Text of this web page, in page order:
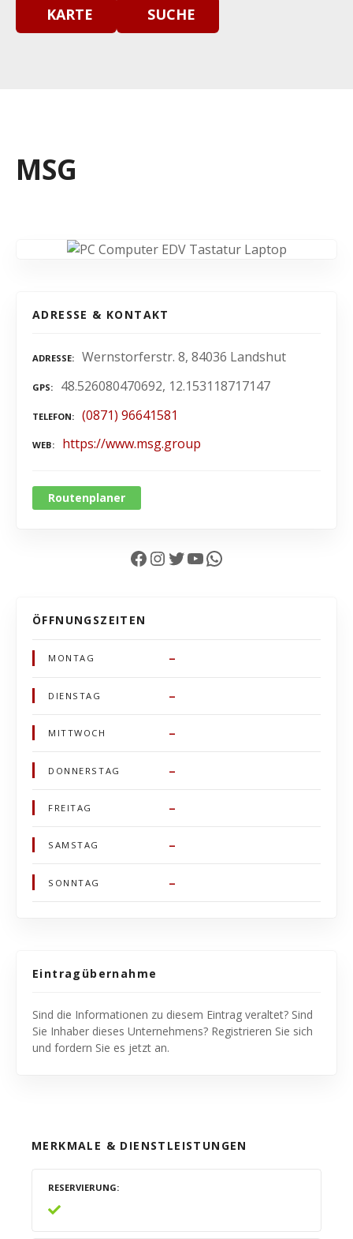
KARTE SUCHE
MSG
ADRESSE & KONTAKT
ADRESSE Wernstorferstr. 8, 84036 Landshut
GPS 48.526080470692, 12.153118717147
TELEFON (0871) 96641581
WEB https://www.msg.group
Routenplaner
Facebook InstagramTwitter YouTube WhatsApp
ÖFFNUNGSZEITEN
MONTAG –
DIENSTAG –
MITTWOCH –
DONNERSTAG –
FREITAG –
SAMSTAG –
SONNTAG –
Eintragübernahme
Sind die Informationen zu diesem Eintrag veraltet? Sind
Sie Inhaber dieses Unternehmens? Registrieren Sie sich
und fordern Sie es jetzt an.
MERKMALE & DIENSTLEISTUNGEN
RESERVIERUNG